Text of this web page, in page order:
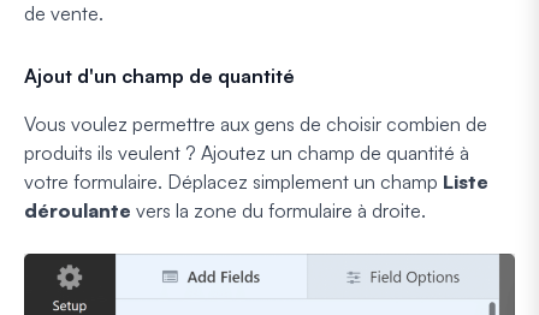
de vente.
Ajout d'un champ de quantité
Vous voulez permettre aux gens de choisir combien de
produits ils veulent ? Ajoutez un champ de quantité à
votre formulaire. Déplacez simplement un champ Liste
déroulante vers la zone du formulaire à droite.